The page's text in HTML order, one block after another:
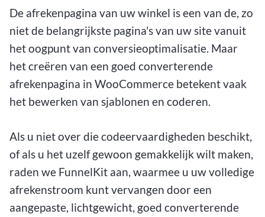
De afrekenpagina van uw winkel is een van de, zo
niet de belangrijkste pagina's van uw site vanuit
het oogpunt van conversieoptimalisatie. Maar
het creëren van een goed converterende
afrekenpagina in WooCommerce betekent vaak
het bewerken van sjablonen en coderen.
Als u niet over die codeervaardigheden beschikt,
of als u het uzelf gewoon gemakkelijk wilt maken,
raden we FunnelKit aan, waarmee u uw volledige
afrekenstroom kunt vervangen door een
aangepaste, lichtgewicht, goed converterende